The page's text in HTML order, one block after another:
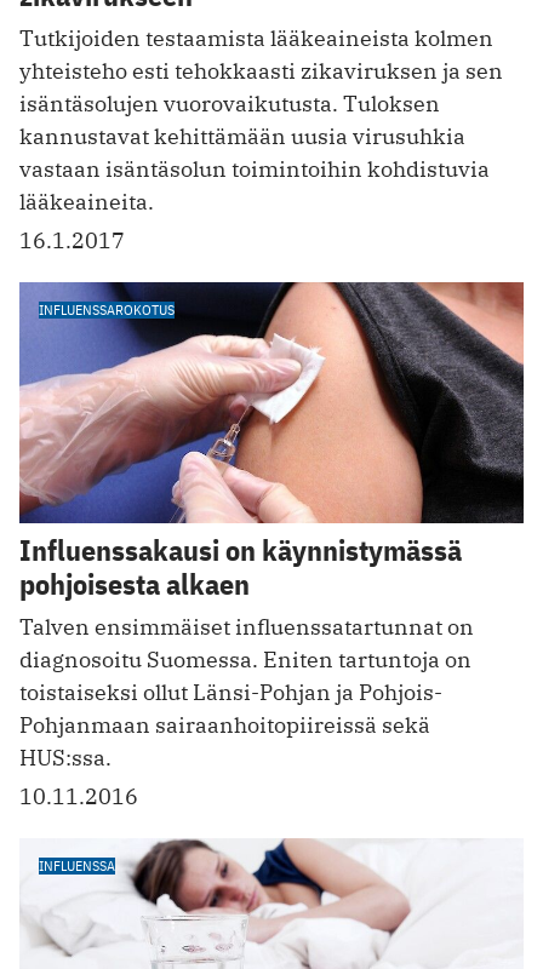
Tutkijoiden testaamista lääkeaineista kolmen
yhteisteho esti tehokkaasti zikaviruksen ja sen
isäntäsolujen vuorovaikutusta. Tuloksen
kannustavat kehittämään uusia virusuhkia
vastaan isäntäsolun toimintoihin kohdistuvia
lääkeaineita.
16.1.2017
INFLUENSSAROKOTUS
Influenssakausi on käynnistymässä
pohjoisesta alkaen
Talven ensimmäiset influenssatartunnat on
diagnosoitu Suomessa. Eniten tartuntoja on
toistaiseksi ollut Länsi-Pohjan ja Pohjois-
Pohjanmaan sairaanhoitopiireissä sekä
HUS:ssa.
10.11.2016
INFLUENSSA